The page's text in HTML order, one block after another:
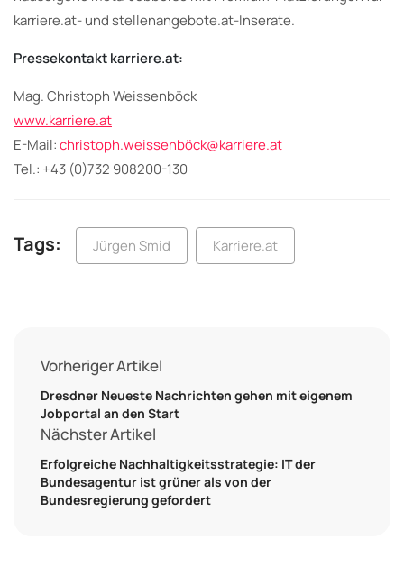
karriere.at- und stellenangebote.at-Inserate.
Pressekontakt karriere.at:
Mag. Christoph Weissenböck
www.karriere.at
E-Mail:christoph.weissenböck@karriere.at
Tel.: +43 (0)732 908200-130
Tags: Jürgen Smid Karriere.at
Vorheriger Artikel
Dresdner Neueste Nachrichten gehen mit eigenem
Jobportal an den Start
Nächster Artikel
Erfolgreiche Nachhaltigkeitsstrategie: IT der
Bundesagentur ist grüner als von der
Bundesregierung gefordert